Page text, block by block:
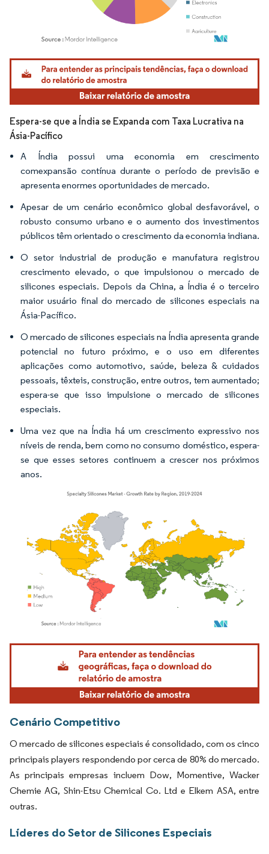
Imagem © Mordor Intelligence. O reuso requer atribuição conforme CC BY 4.0.
Espera-se que a Índia se Expanda com Taxa Lucrativa na
Ásia-Pacífico
A Índia possui uma economia em crescimento
comexpansão contínua durante o período de previsão e
apresenta enormes oportunidades de mercado.
Apesar de um cenário econômico global desfavorável, o
robusto consumo urbano e o aumento dos investimentos
públicos têm orientado o crescimento da economia indiana.
O setor industrial de produção e manufatura registrou
crescimento elevado, o que impulsionou o mercado de
silicones especiais. Depois da China, a Índia é o terceiro
maior usuário final do mercado de silicones especiais na
Ásia-Pacífico.
O mercado de silicones especiais na Índia apresenta grande
potencial no futuro próximo, e o uso em diferentes
aplicações como automotivo, saúde, beleza & cuidados
pessoais, têxteis, construção, entre outros, tem aumentado;
espera-se que isso impulsione o mercado de silicones
especiais.
Uma vez que na Índia há um crescimento expressivo nos
níveis de renda, bem como no consumo doméstico, espera-
se que esses setores continuem a crescer nos próximos
anos.
Imagem © Mordor Intelligence. O reuso requer atribuição conforme CC BY 4.0.
Cenário Competitivo
O mercado de silicones especiais é consolidado, com os cinco
principais players respondendo por cerca de 80% do mercado.
As principais empresas incluem Dow, Momentive, Wacker
Chemie AG, Shin-Etsu Chemical Co. Ltd e Elkem ASA, entre
outras.
Líderes do Setor de Silicones Especiais